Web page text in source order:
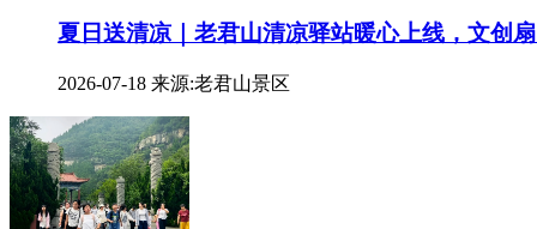
夏日送清凉｜老君山清凉驿站暖心上线，文创
2026-07-18 来源:老君山景区